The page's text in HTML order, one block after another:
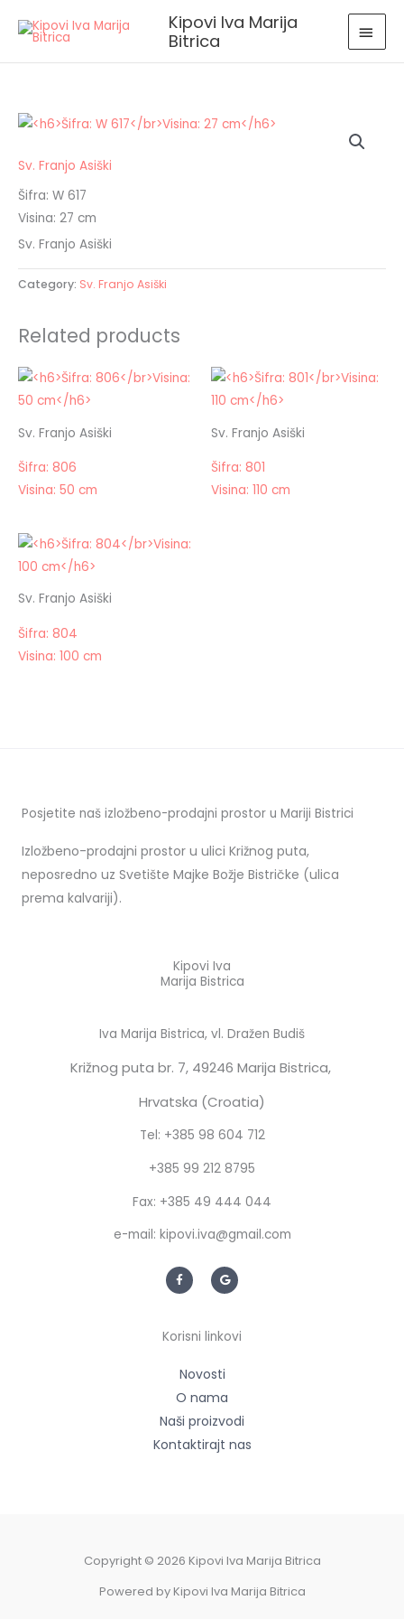
Kipovi Iva Marija
Bitrica
Sv. Franjo Asiški
Šifra: W 617
Visina: 27 cm
Sv. Franjo Asiški
Category: Sv. Franjo Asiški
Related products
Sv. Franjo Asiški
Šifra: 806
Visina: 50 cm
Sv. Franjo Asiški
Šifra: 801
Visina: 110 cm
Sv. Franjo Asiški
Šifra: 804
Visina: 100 cm
Posjetite naš izložbeno-prodajni prostor u Mariji Bistrici
Izložbeno-prodajni prostor u ulici Križnog puta,
neposredno uz Svetište Majke Božje Bistričke (ulica
prema kalvariji).
Kipovi Iva
Marija Bistrica
Iva Marija Bistrica, vl. Dražen Budiš
Križnog puta br. 7, 49246 Marija Bistrica,
Hrvatska (Croatia)
Tel: +385 98 604 712
+385 99 212 8795
Fax: +385 49 444 044
e-mail: kipovi.iva@gmail.com
F
a
c
o
f
G
o
o
Korisni linkovi
Novosti
O nama
Naši proizvodi
Kontaktirajt nas
Copyright © 2026 Kipovi Iva Marija Bitrica
Powered by Kipovi Iva Marija Bitrica